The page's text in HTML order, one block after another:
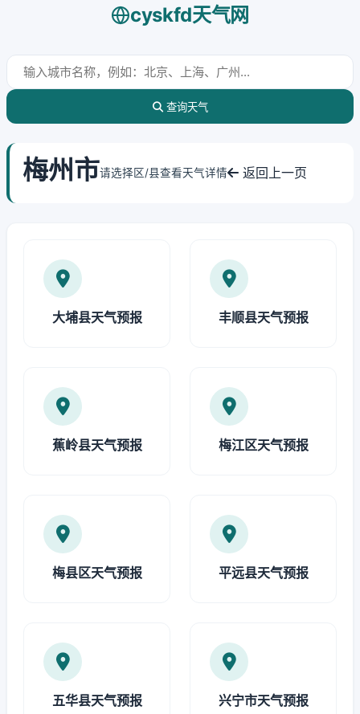
cyskfd天气网
查询天气
梅州市请选择区/县查看天气详情 返回上一页
大埔县天气预报 丰顺县天气预报
蕉岭县天气预报 梅江区天气预报
梅县区天气预报 平远县天气预报
五华县天气预报 兴宁市天气预报